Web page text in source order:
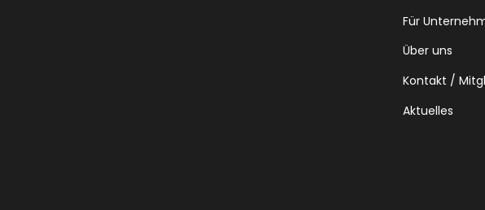
Für
Über uns
Kontakt /
Aktuelles